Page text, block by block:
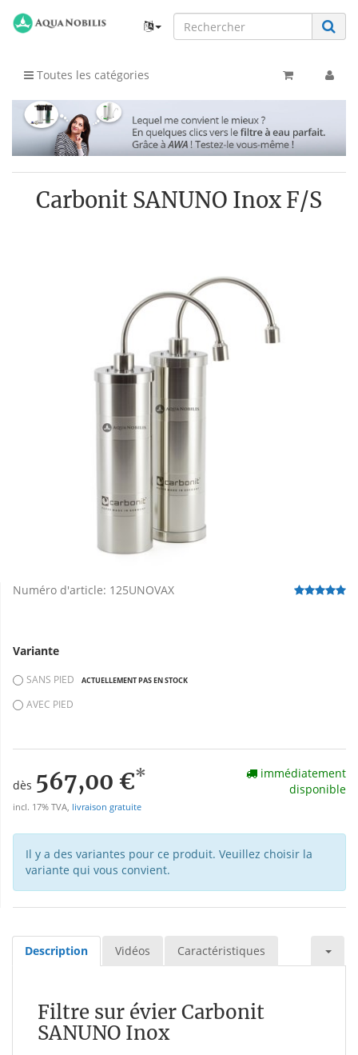
Toutes les catégories
Carbonit SANUNO Inox F/S
Numéro d'article: 125UNOVAX
Variante
SANS PIED ACTUELLEMENT PAS EN STOCK
AVEC PIED
dès 567,00 €*
incl. 17% TVA, livraison gratuite
immédiatement
disponible
Il y a des variantes pour ce produit. Veuillez choisir la
variante qui vous convient.
Description Vidéos Caractéristiques
Filtre sur évier Carbonit
SANUNO Inox